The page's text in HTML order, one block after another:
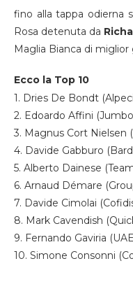
fino alla tappa odierna
Rosa detenuta da
Maglia Bianca di miglior
Ecco la Top 10
1. Dries De Bondt
2. Edoardo Affini
3. Magnus Cort Nielsen
4. Davide Gabburo
5. Alberto Dainese
6. Arnaud Démare
7. Davide Cimolai
8. Mark Cavendish
9. Fernando Gaviria
10. Simone Consonni